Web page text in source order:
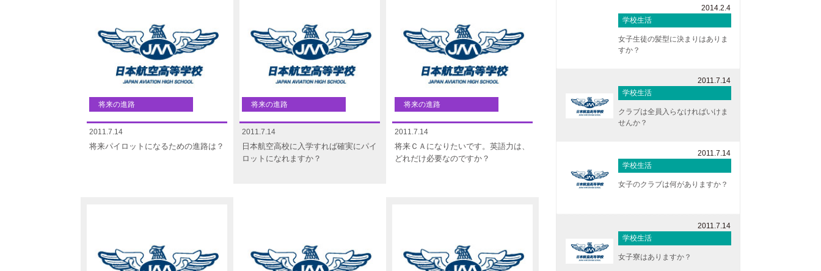
2011.7.14
将来パイロットになるための進路は？
将来の進路
2011.7.14
日本航空高校に入学すれば確実にパイ
ロットになれますか？
将来の進路
2011.7.14
将来ＣＡになりたいです。英語力は、
どれだけ必要なのですか？
将来の進路
2014.2.4
学校生活
女子生徒の髪型に決まりはありま
すか？
2011.7.14
学校生活
クラブは全員入らなければいけま
せんか？
2011.7.14
学校生活
女子のクラブは何がありますか？
2011.7.14
学校生活
女子寮はありますか？